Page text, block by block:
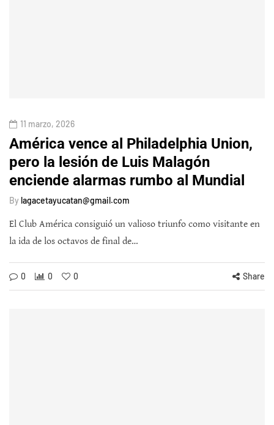
11 marzo, 2026
América vence al Philadelphia Union,
pero la lesión de Luis Malagón
enciende alarmas rumbo al Mundial
By lagacetayucatan@gmail.com
El Club América consiguió un valioso triunfo como visitante en
la ida de los octavos de final de…
0 0 0 Share